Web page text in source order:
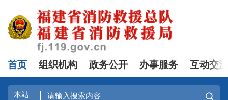
首页 组织机构 政务公开 办事服务 互动交